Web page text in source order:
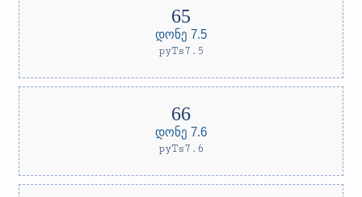
დონე 7.5
pyTs7.5
დონე 7.6
pyTs7.6